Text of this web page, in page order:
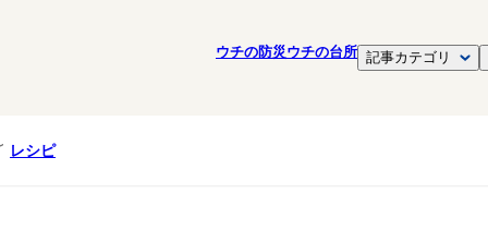
ウチの防災ウチの台所 記事カテゴリ
レシピ